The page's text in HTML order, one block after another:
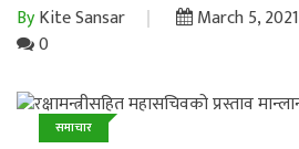
ByKite Sansar March 5, 2021
0
समाचार